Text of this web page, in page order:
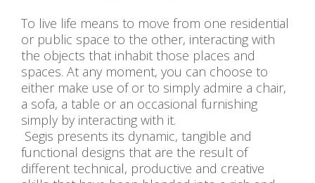
To live life means to move from one residential
or public space to the other, interacting with
the objects that inhabit those places and
spaces. At any moment, you can choose to
either make use of or to simply admire a chair,
a sofa, a table or an occasional furnishing
simply by interacting with it.
Segis presents its dynamic, tangible and
functional designs that are the result of
different technical, productive and creative